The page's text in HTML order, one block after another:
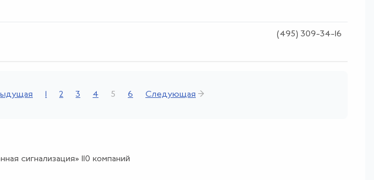
(495) 309-34-16
1 2 3 4 5 6 Следующая →
сигнализация» 110 компаний